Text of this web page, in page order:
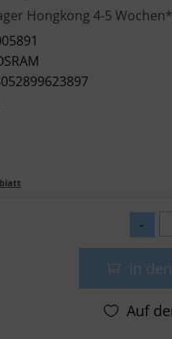
Hongkong 4-5 Wochen*
In